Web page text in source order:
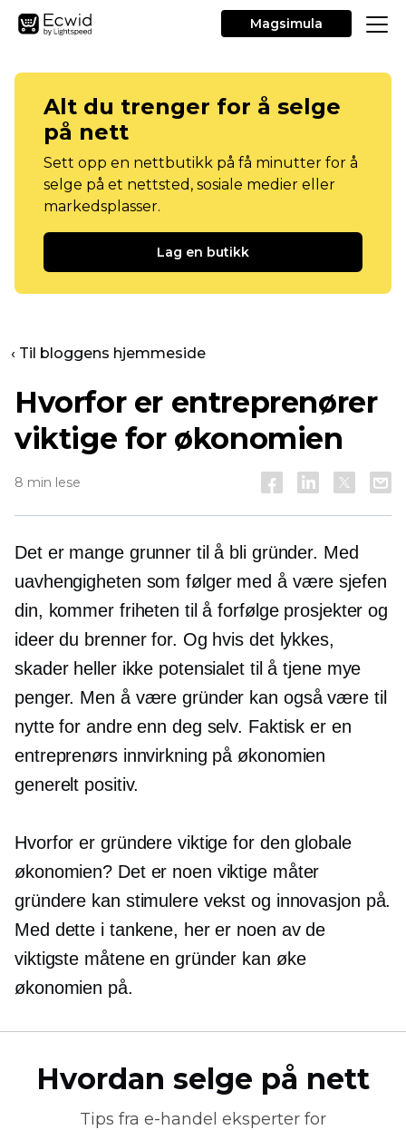
Magsimula
Alt du trenger for å selge
på nett
Sett opp en nettbutikk på få minutter for å
selge på et nettsted, sosiale medier eller
markedsplasser.
Lag en butikk
‹ Til bloggens hjemmeside
Hvorfor er entreprenører
viktige for økonomien
8 min lese
Det er mange grunner til å bli gründer. Med
uavhengigheten som følger med å være sjefen
din, kommer friheten til å forfølge prosjekter og
ideer du brenner for. Og hvis det lykkes,
skader heller ikke potensialet til å tjene mye
penger. Men å være gründer kan også være til
nytte for andre enn deg selv. Faktisk er en
entreprenørs innvirkning på økonomien
generelt positiv.
Hvorfor er gründere viktige for den globale
økonomien? Det er noen viktige måter
gründere kan stimulere vekst og innovasjon på.
Med dette i tankene, her er noen av de
viktigste måtene en gründer kan øke
økonomien på.
Hvordan selge på nett
Tips fra e-handel eksperter for